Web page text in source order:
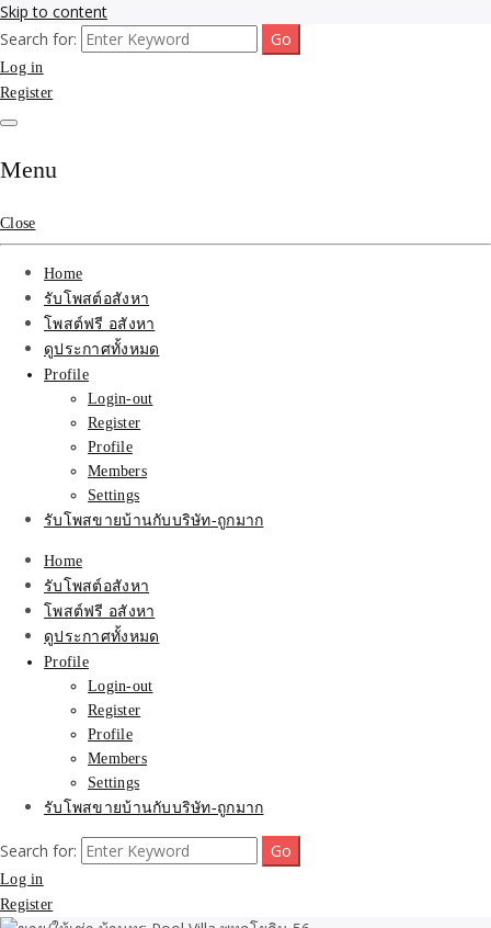
Skip to content
รับจ้างโพสขายบ้าน ที่ดิน
ติดAI SEO กับบริษัทใหญ่
รับจ้างทำโฆษณา สินค้า
บ้านที่ดิน ราคา ถูกและดี
ที่สุด บริการ โปรโมท
โฆษณารับโพสอสังหา ทีม
งาน บริํษัทใหญ่ เว็บขาย
บ้าน คุณภาพอันดับ1
SEOขายบ้าน
รับจ้างโพสขายบ้าน ที่ดิน ไม่มีค่านายหน้า กับบริษัท SEO-AI เน้นติดหน้า
แรก บริการโพสต์ โปรโมท รับจ้างทำโฆษณา ราคาถูก เว็บขายบ้าน รับโพ
สอสังหา ติดหน้าแรกกูเกิ้ล ทีมงาน บริํษัทใหญ่ รับประกันผลงาน ที่เดียวใน
Search for:
Log in
Register
Menu
Close
Home
รับโพสต์อสังหา
โพสต์ฟรี อสังหา
ดูประกาศทั้งหมด
Profile
Login-out
Register
Profile
Members
Settings
รับโพสขายบ้านกับบริษัท-ถูกมาก
Home
รับโพสต์อสังหา
โพสต์ฟรี อสังหา
ดูประกาศทั้งหมด
Profile
Login-out
Register
Profile
Members
Settings
รับโพสขายบ้านกับบริษัท-ถูกมาก
Search for:
Log in
Register